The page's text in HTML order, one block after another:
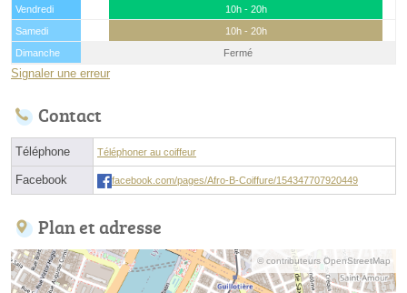
Vendredi
10h - 20h
Samedi
10h - 20h
Dimanche
Fermé
Signaler une erreur
Contact
Téléphone Téléphoner au coiffeur
Facebook facebook.com/pages/Afro-B-Coiffure/154347707920449
Plan et adresse
© contributeurs OpenStreetMap